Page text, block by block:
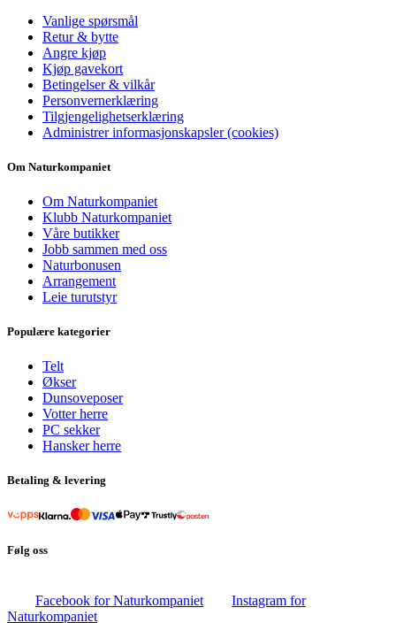
Vanlige spørsmål
Retur & bytte
Angre kjøp
Kjøp gavekort
Betingelser & vilkår
Personvernerklæring
Tilgjengelighetserklæring
Administrer informasjonskapsler (cookies)
Om Naturkompaniet
Om Naturkompaniet
Klubb Naturkompaniet
Våre butikker
Jobb sammen med oss
Naturbonusen
Arrangement
Leie turutstyr
Populære kategorier
Telt
Økser
Dunsoveposer
Votter herre
PC sekker
Hansker herre
Betaling & levering
Følg oss
Facebook for Naturkompaniet
Instagram for
Naturkompaniet